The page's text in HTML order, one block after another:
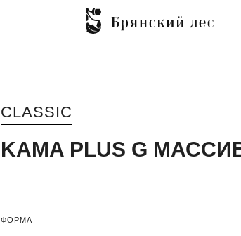
CLASSIC
KAMA PLUS G
ФОРМА